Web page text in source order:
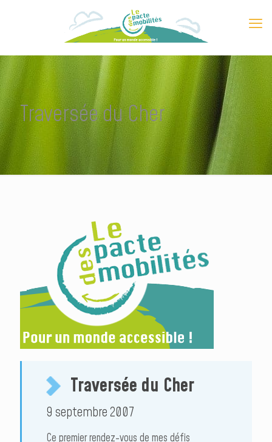
Traversée du Cher
Traversée du Cher
9 septembre 2007
Ce premier rendez-vous de mes défis